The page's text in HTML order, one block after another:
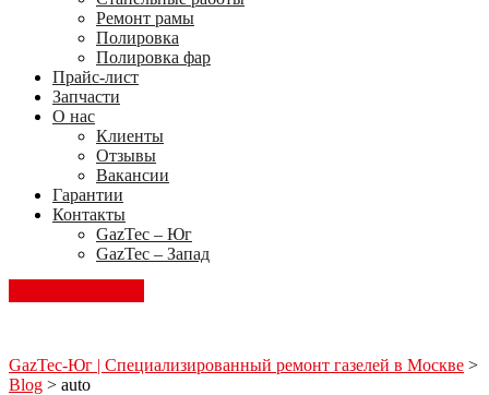
Ремонт рамы
Полировка
Полировка фар
Прайс-лист
Запчасти
О нас
Клиенты
Отзывы
Вакансии
Гарантии
Контакты
GazTec – Юг
GazTec – Запад
GazTec-Юг | Специализированный ремонт газелей в Москве >
Blog > auto